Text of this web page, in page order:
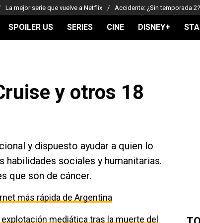
La mejor serie que vuelve a Netflix Accidente: ¿Sin temporada 2?
SPOILER US SERIES CINE DISNEY+
y otros 18
y dispuesto ayudar a quien lo
sociales y humanitarias.
que son de cáncer.
más rápida de Argentina
mediática tras la muerte del